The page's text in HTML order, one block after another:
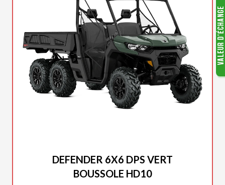
DEFENDER 6X6 DPS VERT
BOUSSOLE HD10